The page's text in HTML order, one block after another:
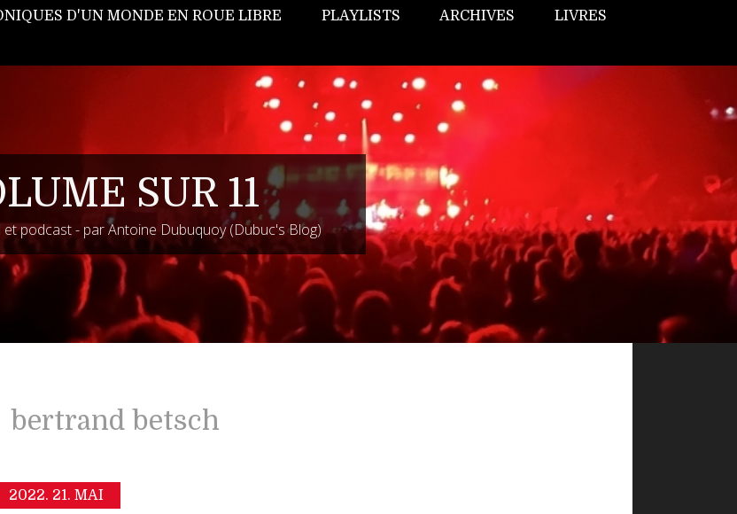
D'UN MONDE EN ROUE LIBRE PLAYLISTS ARCHIVES LIVRES
SUR 11
podcast - par Antoine Dubuquoy (Dubuc's Blog)
bertrand betsch
2022. 21. MAI